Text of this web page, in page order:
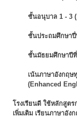
ชั้นอนุบาล 1 - 3
ชั้นประถมศึกษาปี่
ชั้นมัธยมศึกษาปี
เน้นภาษาอังกฤ
(Enhanced
โรงเรียนดี ใช้หลักสูต
เพิ่มเติม เรียนภาษาอัง